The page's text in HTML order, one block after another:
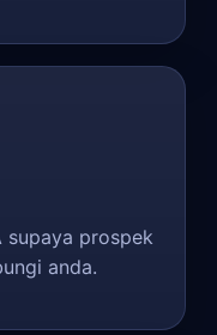
supaya prospek
anda.